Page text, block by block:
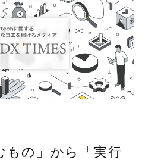
もの」から「実行